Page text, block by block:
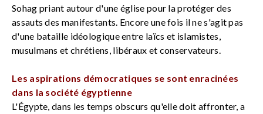
Sohag priant autour d'une église pour la protéger des
assauts des manifestants. Encore une fois il ne s'agit pas
d'une bataille idéologique entre laïcs et islamistes,
musulmans et chrétiens, libéraux et conservateurs.
Les aspirations démocratiques se sont enracinées
dans la société égyptienne
L'Égypte, dans les temps obscurs qu'elle doit affronter, a